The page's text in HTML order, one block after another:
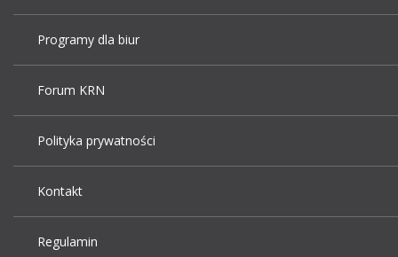
Programy dla biur
Forum KRN
Polityka prywatności
Kontakt
Regulamin